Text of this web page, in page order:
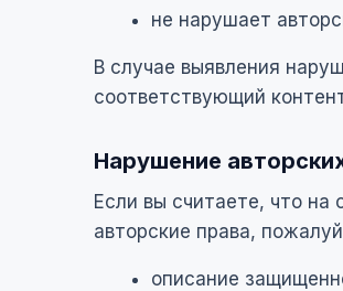
не нарушает
В случае выявления
соответствующий
Нарушение
Если вы считаете, что
авторские права,
описание